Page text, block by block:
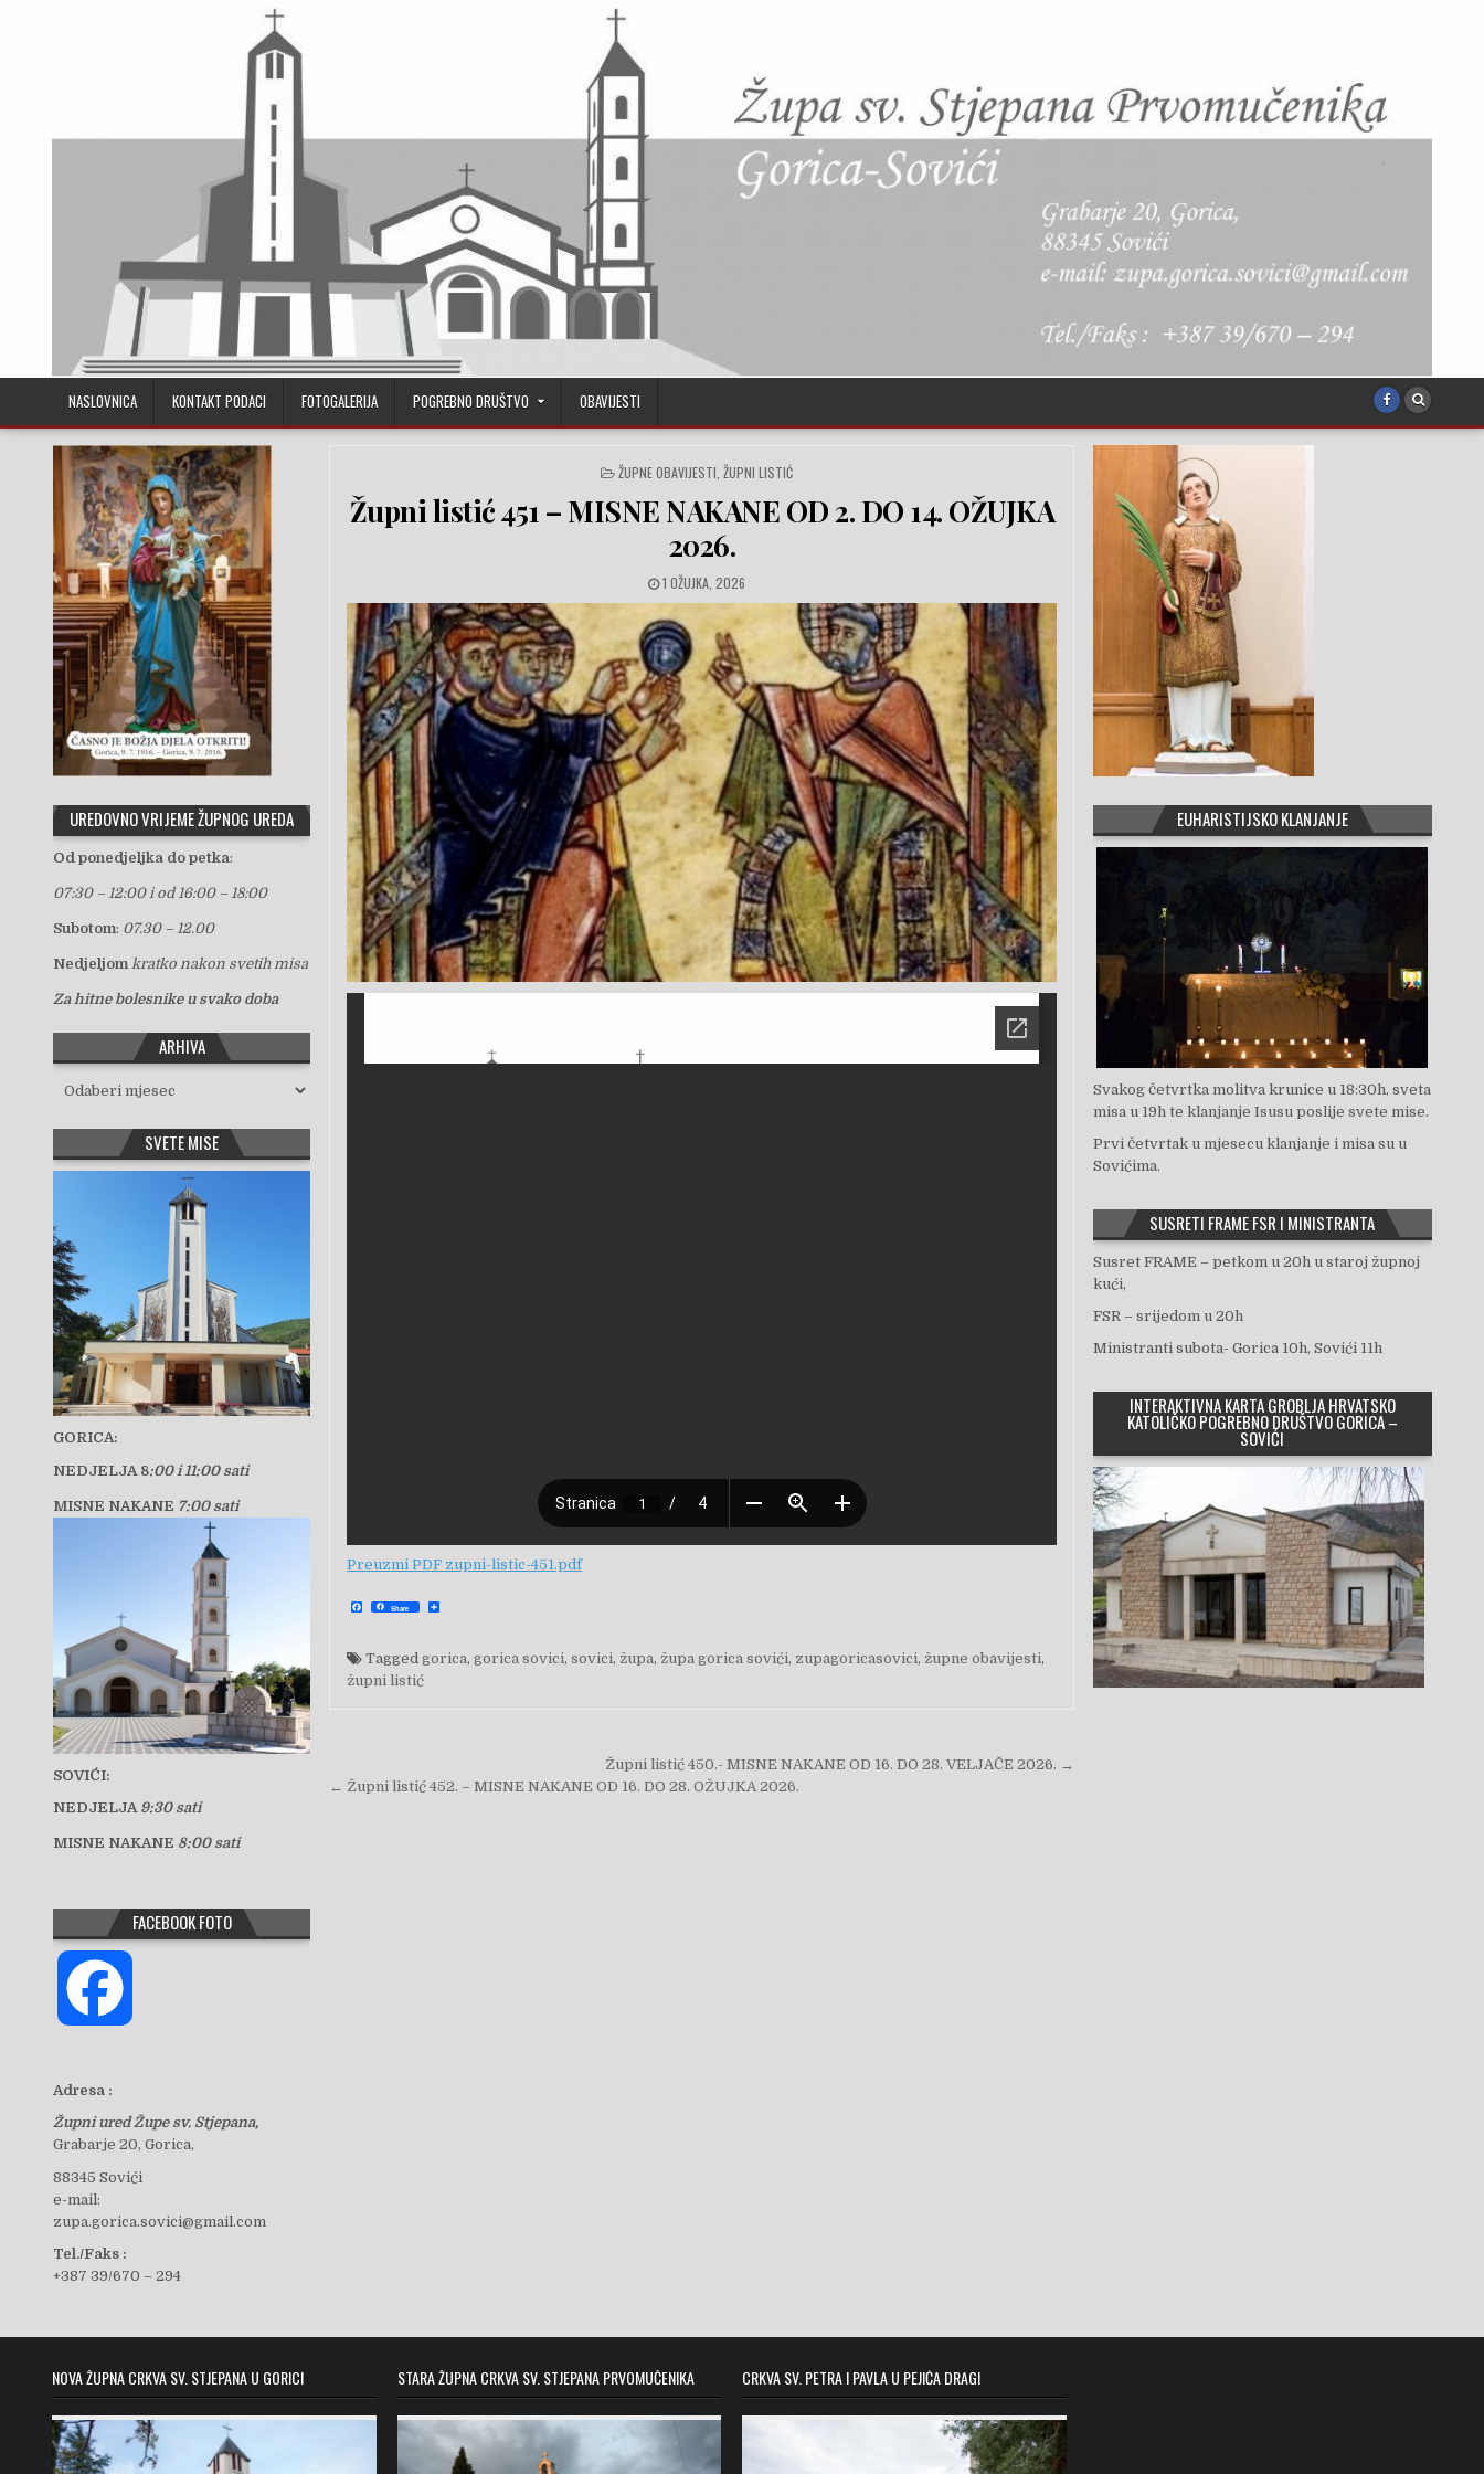
NASLOVNICA KONTAKT PODACI FOTOGALERIJA POGREBNO DRUŠTVO OBAVIJESTI
POSTED IN
ŽUPNE OBAVIJESTI ŽUPNI LISTIĆ
Župni listić 451 – MISNE NAKANE OD 2. DO 14. OŽUJKA
2026.
PUBLISHED DATE:
1 OŽUJKA, 2026
Preuzmi PDF zupni-listic-451.pdf
F
a
b
o
o
k
Share
e
Tagged gorica, gorica sovici,sovici, župa, župa gorica sovići, zupagoricasovici, župne obavijesti,
župni listić
Navigacija objava
Župni listić 450.- MISNE NAKANE OD 16. DO 28. VELJAČE 2026. →
← Župni listić 452. – MISNE NAKANE OD 16. DO 28. OŽUJKA 2026.
UREDOVNO VRIJEME ŽUPNOG UREDA
Od ponedjeljka do petka:
07:30 – 12:00 i od 16:00 – 18:00
Subotom: 07.30 – 12.00
Nedjeljom kratko nakon svetih misa
Za hitne bolesnike u svako doba
ARHIVA
Arhiva
SVETE MISE
GORICA:
NEDJELJA 8:00 i 11:00 sati
MISNE NAKANE 7:00 sati
SOVIĆI:
NEDJELJA 9:30 sati
MISNE NAKANE 8:00 sati
FACEBOOK FOTO
c
o
Adresa :
Župni ured Župe sv. Stjepana,
Grabarje 20, Gorica,
88345 Sovići
e-mail:
zupa.gorica.sovici@gmail.com
Tel./Faks :
+387 39/670 – 294
EUHARISTIJSKO KLANJANJE
Svakog četvrtka molitva krunice u 18:30h, sveta
misa u 19h te klanjanje Isusu poslije svete mise.
Prvi četvrtak u mjesecu klanjanje i misa su u
Sovićima.
SUSRETI FRAME FSR I MINISTRANTA
Susret FRAME – petkom u 20h u staroj župnoj
kući,
FSR – srijedom u 20h
Ministranti subota- Gorica 10h, Sovići 11h
INTERAKTIVNA KARTA GROBLJA HRVATSKO
KATOLIČKO POGREBNO DRUŠTVO GORICA –
SOVIĆI
NOVA ŽUPNA CRKVA SV. STJEPANA U GORICI STARA ŽUPNA CRKVA SV. STJEPANA PRVOMUČENIKA CRKVA SV. PETRA I PAVLA U PEJIĆA DRAGI